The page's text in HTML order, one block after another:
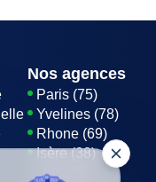
Nos agences
Paris (75)
Yvelines (78)
Rhone (69)
Isère (38)
Nord (59)